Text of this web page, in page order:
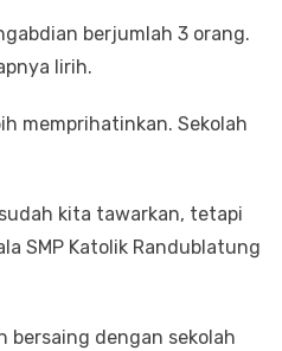
berjumlah 3 orang.
lirih.
memprihatinkan. Sekolah
kita tawarkan, tetapi
SMP Katolik Randublatung
bersaing dengan sekolah